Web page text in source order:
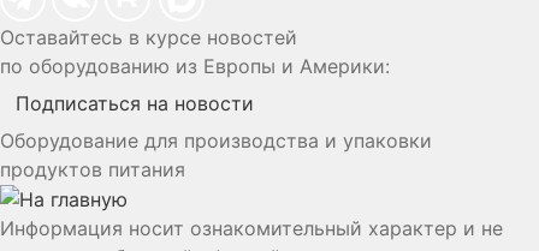
Оставайтесь в курсе новостей
по оборудованию из Европы и Америки:
Подписаться на новости
Оборудование для производства и упаковки
продуктов питания
Информация носит ознакомительный характер и не